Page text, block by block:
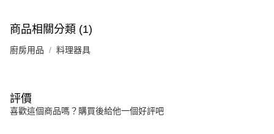
商品相關分類 (1)
廚房用品 料理器具
評價
喜歡這個商品嗎？購買後給他一個好評吧